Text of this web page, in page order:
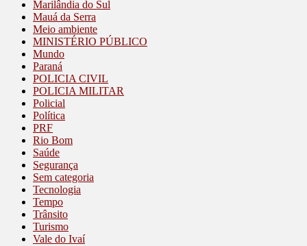
Marilândia do Sul
Mauá da Serra
Meio ambiente
MINISTÉRIO PÚBLICO
Mundo
Paraná
POLICIA CIVIL
POLICIA MILITAR
Policial
Política
PRF
Rio Bom
Saúde
Segurança
Sem categoria
Tecnologia
Tempo
Trânsito
Turismo
Vale do Ivaí